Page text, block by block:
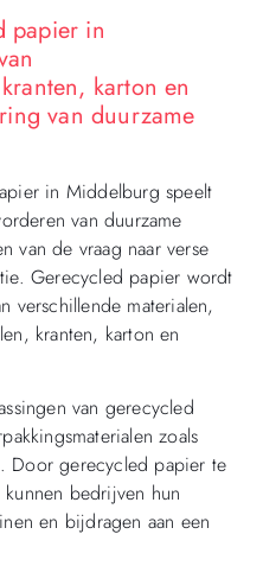
papier in
karton en
van duurzame
in Middelburg speelt
van duurzame
van de vraag naar verse
Gerecycled papier wordt
verschillende materialen,
kranten, karton en
van gerecycled
zoals
Door gerecycled papier te
bedrijven hun
en bijdragen aan een